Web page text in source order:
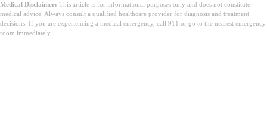
Medical Disclaimer: This article is for informational purposes only and does not constitute
medical advice. Always consult a qualified healthcare provider for diagnosis and treatment
decisions. If you are experiencing a medical emergency, call 911 or go to the nearest emergency
room immediately.